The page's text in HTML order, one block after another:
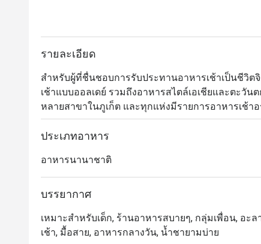
รายละเอียด
สำหรับผู้ที่ชื่นชอบการรับประทานอาหารเช้าเป็นชีวิต
เช้าแบบออลเดย์ รวมถึงอาหารสไตล์เอเชียและตะวั
หลายสาขาในภูเก็ต และทุกแห่งมีรายการอาหารเช้า
ลอง ได้แก่ นานาสมูธตี้โบว์ล สลัดไก่ย่าง แซลมอนค
ประเภทอาหาร
อาหารนานาชาติ
บรรยากาศ
เหมาะสำหรับเด็ก, ร้านอาหารสบายๆ, กลุ่มเพื่อน, อะ
เช้า, มื้อสาย, อาหารกลางวัน, น้ำชายามบ่าย